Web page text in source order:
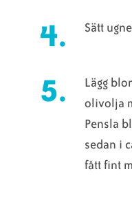
Sätt
Lägg
olivolja
Pensla
sedan i
fått fint